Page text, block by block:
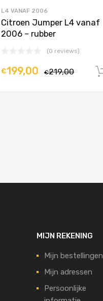
L4 VANAF 2006
Citroen Jumper L4 vanaf
2006 – rubber
(0 reviews)
€219,00
€199,00
MIJN REKENING
Mijn bestellingen
Mijn adressen
Persoonlijke